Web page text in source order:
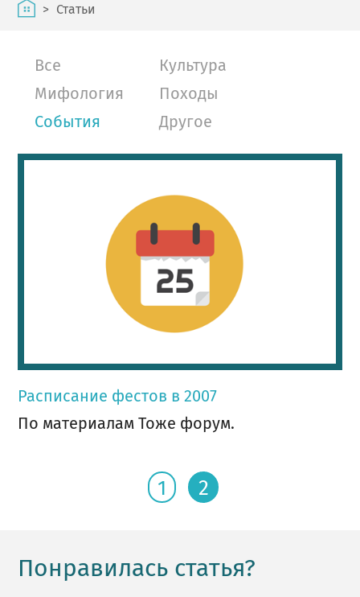
> Статьи
Все
Культура
Мифология
Походы
События
Другое
Расписание фестов в 2007
По материалам Тоже форум.
1 2
Понравилась статья?